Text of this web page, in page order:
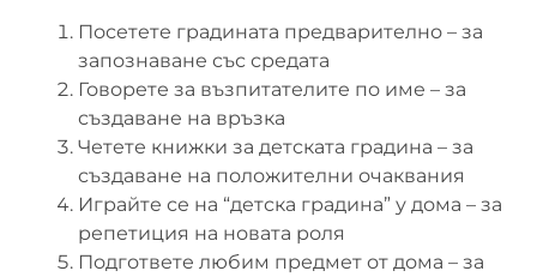
Посетете градината предварително – за
запознаване със средата
Говорете за възпитателите по име – за
създаване на връзка
Четете книжки за детската градина – за
създаване на положителни очаквания
Играйте се на “детска градина” у дома – за
репетиция на новата роля
Подгответе любим предмет от дома – за